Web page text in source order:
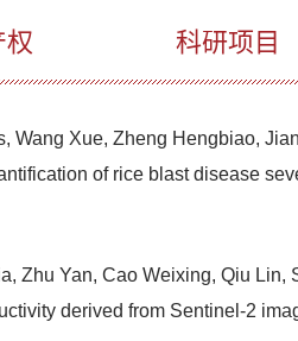
权 科研项目
Wang Xue, Zheng Hengbiao,
of rice blast disease
Zhu Yan, Cao Weixing, Qiu Lin,
derived from Sentinel-2